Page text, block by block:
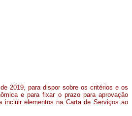
2019, para dispor sobre os critérios e os
e para fixar o prazo para aprovação
incluir elementos na Carta de Serviços ao